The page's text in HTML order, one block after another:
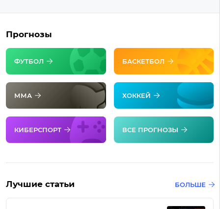
Прогнозы
ФУТБОЛ БАСКЕТБОЛ
ММА ХОККЕЙ
КИБЕРСПОРТ ВСЕ ПРОГНОЗЫ
Лучшие статьи БОЛЬШЕ